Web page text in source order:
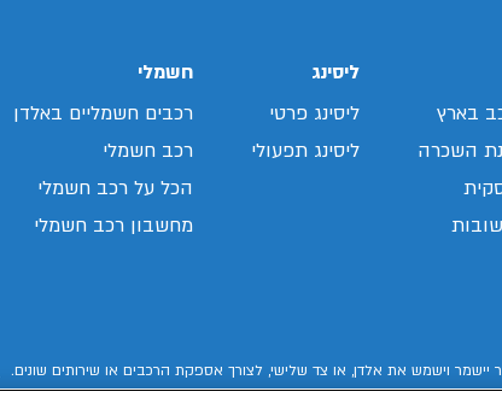
בארץ
השכרה
ליסינג
ליסינג פרטי
ליסינג תפעולי
חשמלי
רכבים חשמליים באלדן
רכב חשמלי
הכל על רכב חשמלי
מחשבון רכב חשמלי
וישמש את אלדן, או צד שלישי, לצורך אספקת הרכבים או שירותים שונים.